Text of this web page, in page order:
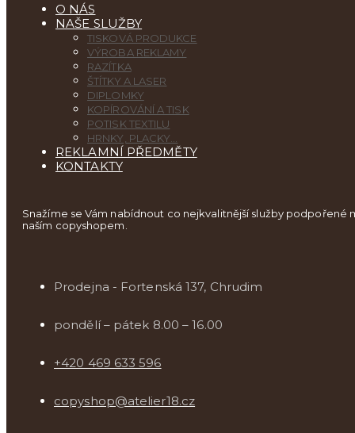
O NÁS
NAŠE SLUŽBY
TISKOVÁ PRODUKCE
VÝROBA REKLAMY
RAZÍTKA
ŠTÍTKY A LASER
DIPLOMKY
KOPÍROVÁNÍ A TISK
POTISK TEXTILU
HRNKY, PLACKY…
REKLAMNÍ PŘEDMĚTY
KONTAKTY
Snažíme se Vám nabídnout co nejkvalitnější služby
naším copyshopem.
Prodejna - Fortenská 137, Chrudim
pondělí – pátek 8.00 – 16.00
+420 469 633 596
copyshop@atelier18.cz